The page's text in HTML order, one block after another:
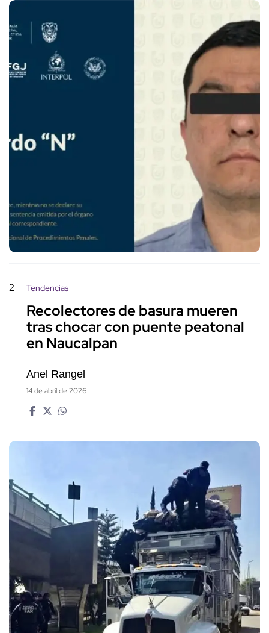
2 Tendencias
Recolectores de basura mueren
tras chocar con puente peatonal
en Naucalpan
Anel Rangel
14 de abril de 2026